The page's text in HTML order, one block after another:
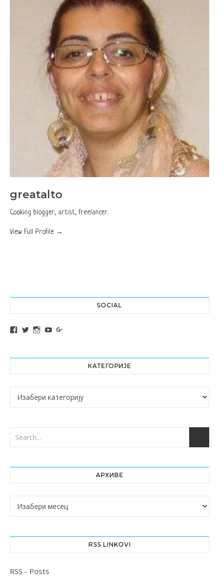
greatalto
Cooking blogger, artist, freelancer.
View Full Profile →
SOCIAL
View altochef’s profile on Facebook
View jovancica73’s profile on Twitter
View jovancica73’s profile on Instagram
View jovancica73’s profile on YouTube
КАТЕГОРИЈЕ
Категорије
АРХИВЕ
Архиве
RSS LINKOVI
RSS - Posts